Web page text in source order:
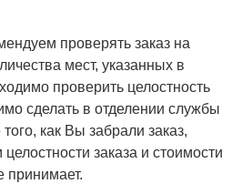
проверять заказ на
мест, указанных в
проверить целостность
сделать в отделении службы
как Вы забрали заказ,
заказа и стоимости
принимает.